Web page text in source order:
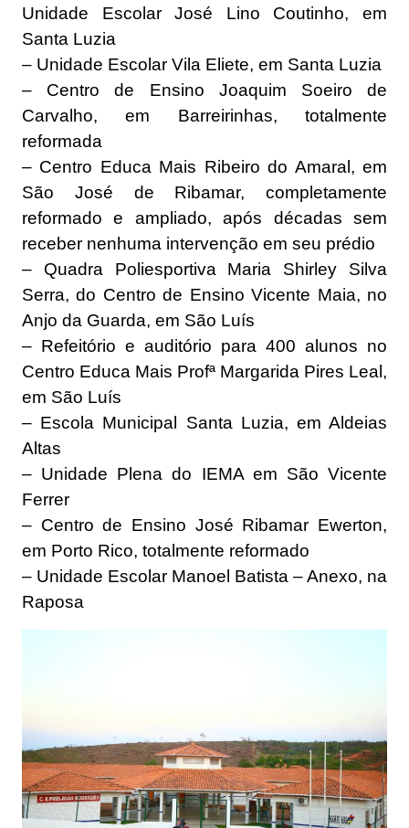
Unidade Escolar José Lino Coutinho, em
Santa Luzia
– Unidade Escolar Vila Eliete, em Santa Luzia
– Centro de Ensino Joaquim Soeiro de
Carvalho, em Barreirinhas, totalmente
reformada
– Centro Educa Mais Ribeiro do Amaral, em
São José de Ribamar, completamente
reformado e ampliado, após décadas sem
receber nenhuma intervenção em seu prédio
– Quadra Poliesportiva Maria Shirley Silva
Serra, do Centro de Ensino Vicente Maia, no
Anjo da Guarda, em São Luís
– Refeitório e auditório para 400 alunos no
Centro Educa Mais Profª Margarida Pires Leal,
em São Luís
– Escola Municipal Santa Luzia, em Aldeias
Altas
– Unidade Plena do IEMA em São Vicente
Ferrer
– Centro de Ensino José Ribamar Ewerton,
em Porto Rico, totalmente reformado
– Unidade Escolar Manoel Batista – Anexo, na
Raposa